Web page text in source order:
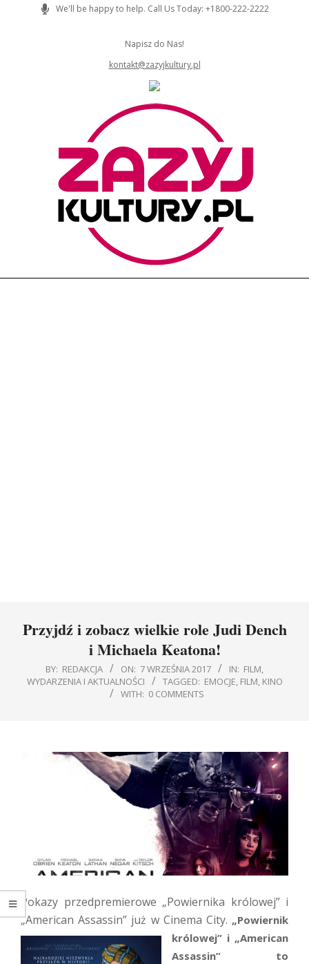
We'll be happy to help. Call Us Today: +1800-222-2222
Napisz do Nas!
kontakt@zazyjkultury.pl
ZAZYJKULTURY
Przyjdź i zobacz wielkie role Judi Dench
i Michaela Keatona!
BY: REDAKCJA ON: 7 WRZEŚNIA 2017 IN: FILM,
WYDARZENIA I AKTUALNOŚCI
TAGGED: EMOCJE, FILM, KINO
WITH: 0 COMMENTS
Pokazy przedpremierowe „Powiernika królowej” i
„American Assassin” już w Cinema City. „Powiernik
królowej” i „American
Assassin” to